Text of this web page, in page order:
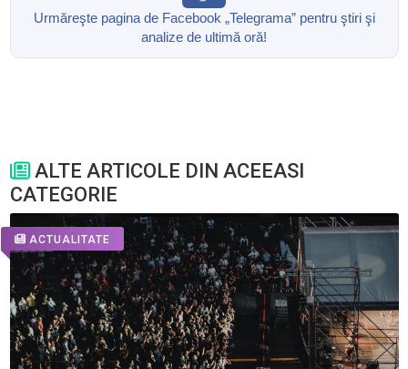
Urmăreşte pagina de Facebook „Telegrama” pentru ştiri şi
analize de ultimă oră!
ALTE ARTICOLE DIN ACEEASI
CATEGORIE
ACTUALITATE